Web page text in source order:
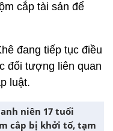
cắp tài sản để
đang tiếp tục điều
đối tượng liên quan
luật.
niên 17 tuổi
cắp bị khởi tố, tạm